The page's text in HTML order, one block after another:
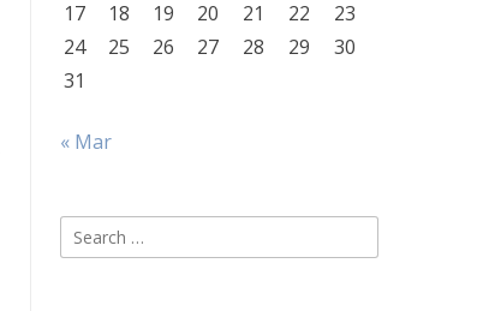
17
18 19 20 21 22
23
24
25 26 27 28 29
30
31
« Mar
Search
for: